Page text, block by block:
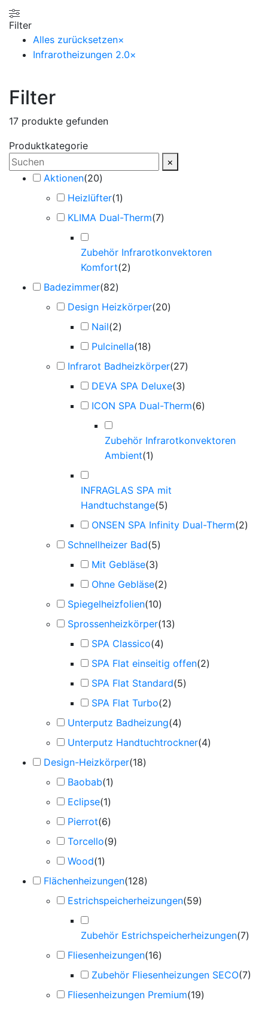
Filter
Alles zurücksetzen×
Infrarotheizungen 2.0×
Filter
17 produkte gefunden
Produktkategorie
×
Aktionen(20)
Heizlüfter(1)
KLIMA Dual-Therm(7)
Zubehör Infrarotkonvektoren
Komfort(2)
Badezimmer(82)
Design Heizkörper(20)
Nail(2)
Pulcinella(18)
Infrarot Badheizkörper(27)
DEVA SPA Deluxe(3)
ICON SPA Dual-Therm(6)
Zubehör Infrarotkonvektoren
Ambient(1)
INFRAGLAS SPA mit
Handtuchstange(5)
ONSEN SPA Infinity Dual-Therm(2)
Schnellheizer Bad(5)
Mit Gebläse(3)
Ohne Gebläse(2)
Spiegelheizfolien(10)
Sprossenheizkörper(13)
SPA Classico(4)
SPA Flat einseitig offen(2)
SPA Flat Standard(5)
SPA Flat Turbo(2)
Unterputz Badheizung(4)
Unterputz Handtuchtrockner(4)
Design-Heizkörper(18)
Baobab(1)
Eclipse(1)
Pierrot(6)
Torcello(9)
Wood(1)
Flächenheizungen(128)
Estrichspeicherheizungen(59)
Zubehör Estrichspeicherheizungen(7)
Fliesenheizungen(16)
Zubehör Fliesenheizungen SECO(7)
Fliesenheizungen Premium(19)